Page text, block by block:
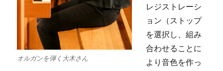
オルガンを弾く大木さん
レジストレーシ
ョン（ストップ
を選択し、組み
合わせることに
より音色を作っ